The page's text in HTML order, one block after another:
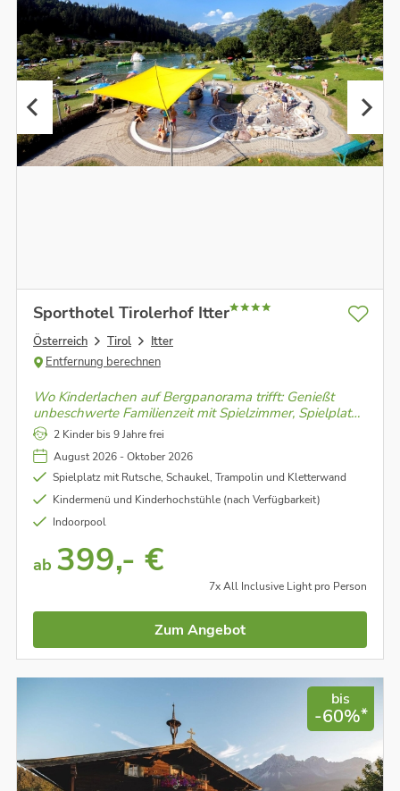
Sporthotel Tirolerhof Itter
Österreich Tirol
Itter
Entfernung berechnen
Wo Kinderlachen auf Bergpanorama trifft: Genießt
unbeschwerte Familienzeit mit Spielzimmer, Spielplatz
und jeder Menge Natur direkt vor der Tür – für kleine
Entdecker und große Genießer!
2 Kinder bis 9 Jahre frei
August 2026 - Oktober 2026
Spielplatz mit Rutsche, Schaukel, Trampolin und Kletterwand
Kindermenü und Kinderhochstühle (nach Verfügbarkeit)
Indoorpool
ab 399,- €
7x All Inclusive Light pro Person
Zum Angebot
bis
-60%*